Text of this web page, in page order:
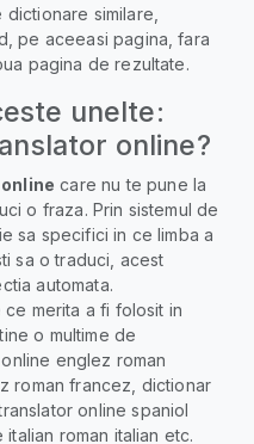
similare,
pe aceeasi pagina, fara
pagina de rezultate.
unelte:
online?
care nu te pune la
o fraza. Prin sistemul de
sa specifici in ce limba a
sa o traduci, acest
automata.
merita a fi folosit in
o multime de
englez roman
roman francez, dictionar
online spaniol
roman italian etc.